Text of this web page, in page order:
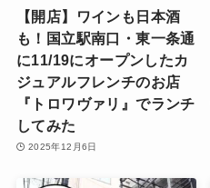
【開店】ワインも日本酒
も！国立駅南口・東一条通
に11/19にオープンしたカ
ジュアルフレンチのお店
『トロワヴァリ』でランチ
してみた
2025年12月6日